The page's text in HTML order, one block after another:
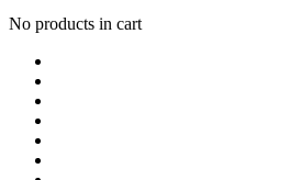
No products in cart